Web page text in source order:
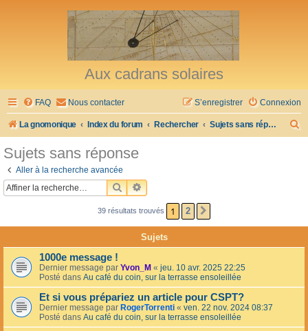
Aux cadrans solaires
FAQ Nous contacter Connexion
S’enregistrer
La gnomonique Index du forum Rechercher Sujets sans réponse
h
r
Sujets sans réponse
Aller à la recherche avancée
RECHERCHER
RECHERCHE AVANCÉE
39 résultats trouvés 1 2
Sujets
1000e message !
Dernier message par Yvon_M « jeu. 10 avr. 2025 22:25
Posté dans Au café du coin, sur la terrasse ensoleillée
Et si vous prépariez un article pour CSPT?
Dernier message par RogerTorrenti « ven. 22 nov. 2024 08:37
Posté dans Au café du coin, sur la terrasse ensoleillée